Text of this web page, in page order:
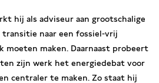
hij als adviseur aan grootschalige
naar een fossiel-vrij
moeten maken. Daarnaast probeert
zijn werk het energiedebat voor
centraler te maken. Zo staat hij